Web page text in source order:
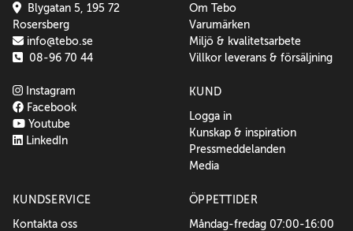
Blygatan 5, 195 72
Rosersberg
info@tebo.se
08-96 70 44
Instagram
Facebook
Youtube
LinkedIn
Om Tebo
Varumärken
Miljö & kvalitetsarbete
Villkor leverans & försäljning
KUND
Logga in
Kunskap & inspiration
Pressmeddelanden
Media
KUNDSERVICE
Kontakta oss
ÖPPETTIDER
Måndag-fredag 07:00-16:00